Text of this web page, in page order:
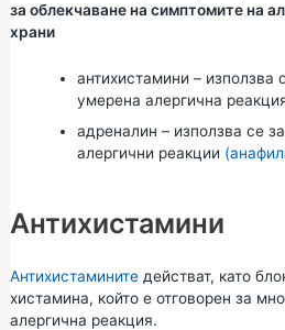
за облекчаване на симптомите на
храни
антихистамини – използва
умерена алергична
адреналин – използва се
алергични реакции
Антихистамини
Антихистаминитедействат, като
хистамина, който е отговорен за
алергична реакция.